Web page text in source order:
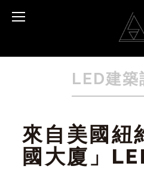
LED建築
來自美國紐
國大廈」